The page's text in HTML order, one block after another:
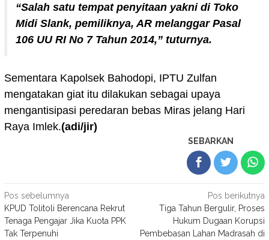
“Salah satu tempat penyitaan yakni di Toko
Midi Slank, pemiliknya, AR melanggar Pasal
106 UU RI No 7 Tahun 2014,” tuturnya.
Sementara Kapolsek Bahodopi, IPTU Zulfan
mengatakan giat itu dilakukan sebagai upaya
mengantisipasi peredaran bebas Miras jelang Hari
Raya Imlek.(adi/jir)
SEBARKAN
Navigasi
pos
Pos sebelumnya
KPUD Tolitoli Berencana Rekrut
Tenaga Pengajar Jika Kuota PPK
Tak Terpenuhi
Pos berikutnya
Tiga Tahun Bergulir, Proses
Hukum Dugaan Korupsi
Pembebasan Lahan Madrasah di